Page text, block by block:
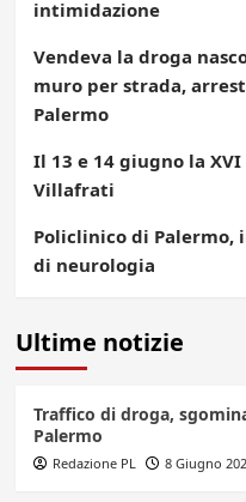
intimidazione
Vendeva la droga
muro per strada,
Palermo
Il 13 e 14 giugno la
Villafrati
Policlinico di Palermo,
di neurologia
Ultime notizie
Traffico di droga,
Palermo
Redazione PL 8 Giugno